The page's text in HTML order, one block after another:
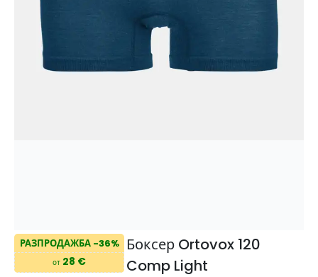
РАЗПРОДАЖБА -36%
от 28 €
Боксер Ortovox 120
Comp Light